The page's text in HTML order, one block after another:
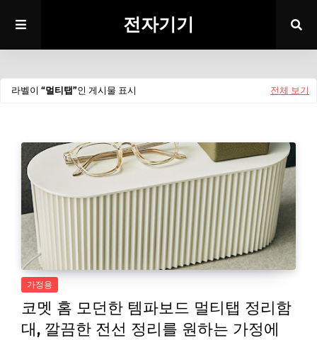
전자기기
라벨이 멀티탭 인 게시물 표시 전체 보기
가정용
코멧 홈 모던한 템파보드 멀티탭 정리함
대, 깔끔한 전선 정리를 원하는 가정에